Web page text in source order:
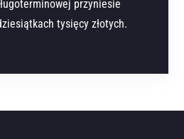
przyniesie
tysięcy złotych.